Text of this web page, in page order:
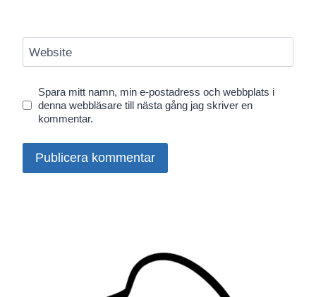
Website
Spara mitt namn, min e-postadress och webbplats i
denna webbläsare till nästa gång jag skriver en
kommentar.